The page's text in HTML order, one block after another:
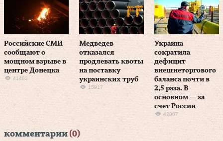
Российские СМИ
сообщают о
мощном взрыве в
центре Донецка
41482
Медведев
отказался
продлевать квоты
на поставку
украинских труб
15917
Украина
сократила
дефицит
внешнеторгового
баланса почти в
2,5 раза. В
основном — за
счет России
42067
комментарии(0)